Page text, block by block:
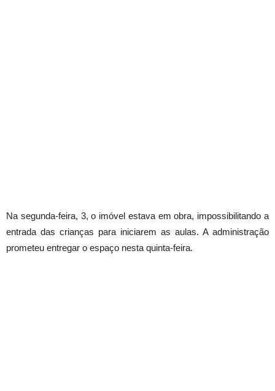
Na segunda-feira, 3, o imóvel estava em obra, impossibilitando a
entrada das crianças para iniciarem as aulas. A administração
prometeu entregar o espaço nesta quinta-feira.